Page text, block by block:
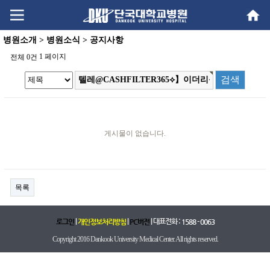
content
menu
병원소개 > 병원소식 > 공지사항
전체 0건 1 페이지
게시물이 없습니다.
목록
로그인|개인정보처리방침|PC버전| 대표전화 : 1588 - 0063
Copyright 2016 Dankook University Medical Center. All rights reserved.